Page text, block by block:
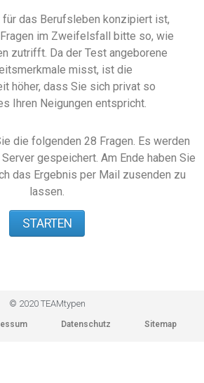
das Berufsleben konzipiert ist,
im Zweifelsfall bitte so, wie
zutrifft. Da der Test angeborene
misst, ist die
höher, dass Sie sich privat so
Ihren Neigungen entspricht.
die folgenden 28 Fragen. Es werden
gespeichert. Am Ende haben Sie
das Ergebnis per Mail zusenden zu
lassen.
STARTEN
© 2020 TEAMtypen
Datenschutz Sitemap